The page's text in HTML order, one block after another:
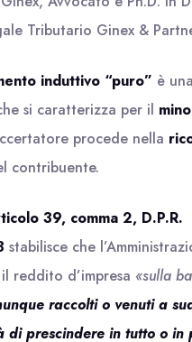
Tributario Ginex &
induttivo “puro” è
si caratterizza per il
procede nella
contribuente.
39, comma 2, D.P.R.
stabilisce che
reddito d’impresa «sulla
raccolti o venuti a
di prescindere in tutto o in